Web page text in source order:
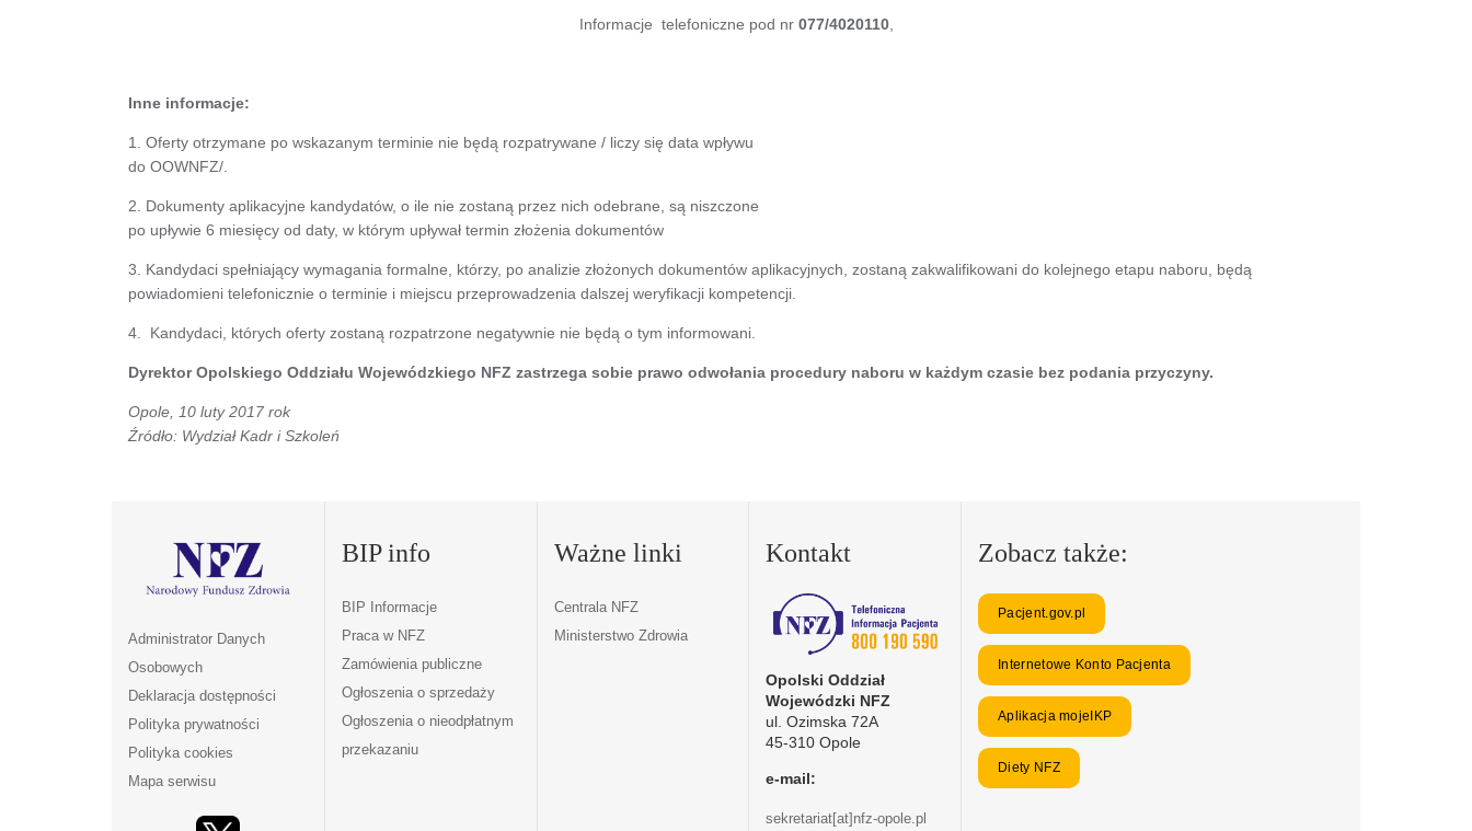
Informacje telefoniczne pod nr 077/4020110,
Inne informacje:
1. Oferty otrzymane po wskazanym terminie nie będą rozpatrywane / liczy się data wpływu
do OOWNFZ/.
2. Dokumenty aplikacyjne kandydatów, o ile nie zostaną przez nich odebrane, są niszczone
po upływie 6 miesięcy od daty, w którym upływał termin złożenia dokumentów
3. Kandydaci spełniający wymagania formalne, którzy, po analizie złożonych dokumentów aplikacyjnych, zostaną zakwalifikowani do kolejnego etapu naboru, będą
powiadomieni telefonicznie o terminie i miejscu przeprowadzenia dalszej weryfikacji kompetencji.
4. Kandydaci, których oferty zostaną rozpatrzone negatywnie nie będą o tym informowani.
Dyrektor Opolskiego Oddziału Wojewódzkiego NFZ zastrzega sobie prawo odwołania procedury naboru w każdym czasie bez podania przyczyny.
Opole, 10 luty 2017 rok
Źródło: Wydział Kadr i Szkoleń
Administrator Danych
Osobowych
Deklaracja dostępności
Polityka prywatności
Polityka cookies
Mapa serwisu
BIP info
BIP Informacje
Praca w NFZ
Zamówienia publiczne
Ogłoszenia o sprzedaży
Ogłoszenia o nieodpłatnym
przekazaniu
Ważne linki
Centrala NFZ
Ministerstwo Zdrowia
Kontakt
Opolski Oddział
Wojewódzki NFZ
ul. Ozimska 72A
45-310 Opole
e-mail:
sekretariat[at]nfz-opole.pl
Zobacz także:
Pacjent.gov.pl
Internetowe Konto Pacjenta
Aplikacja mojeIKP
Diety NFZ